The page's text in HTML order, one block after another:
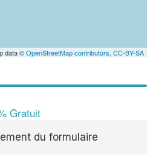
data ©OpenStreetMap contributors, CC-BY-SA
Gratuit
du formulaire